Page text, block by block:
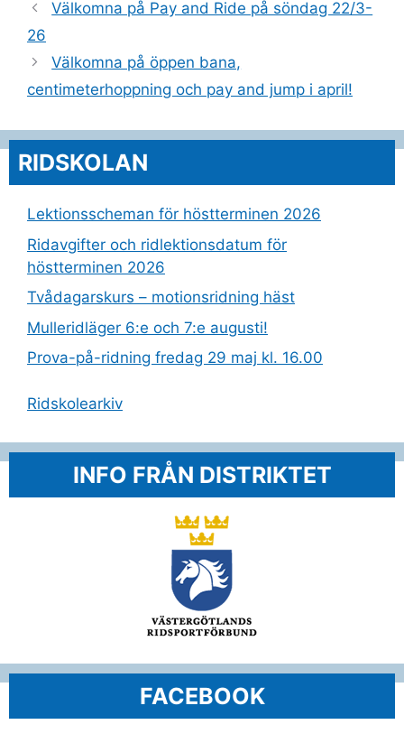
Välkomna på Pay and Ride på söndag 22/3-
26
Välkomna på öppen bana,
centimeterhoppning och pay and jump i april!
RIDSKOLAN
Lektionsscheman för höstterminen 2026
Ridavgifter och ridlektionsdatum för
höstterminen 2026
Tvådagarskurs – motionsridning häst
Mulleridläger 6:e och 7:e augusti!
Prova-på-ridning fredag 29 maj kl. 16.00
Ridskolearkiv
INFO FRÅN DISTRIKTET
FACEBOOK